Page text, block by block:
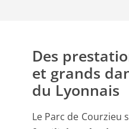
Des
et grands
du Lyonnais
Le Parc de Courzieu